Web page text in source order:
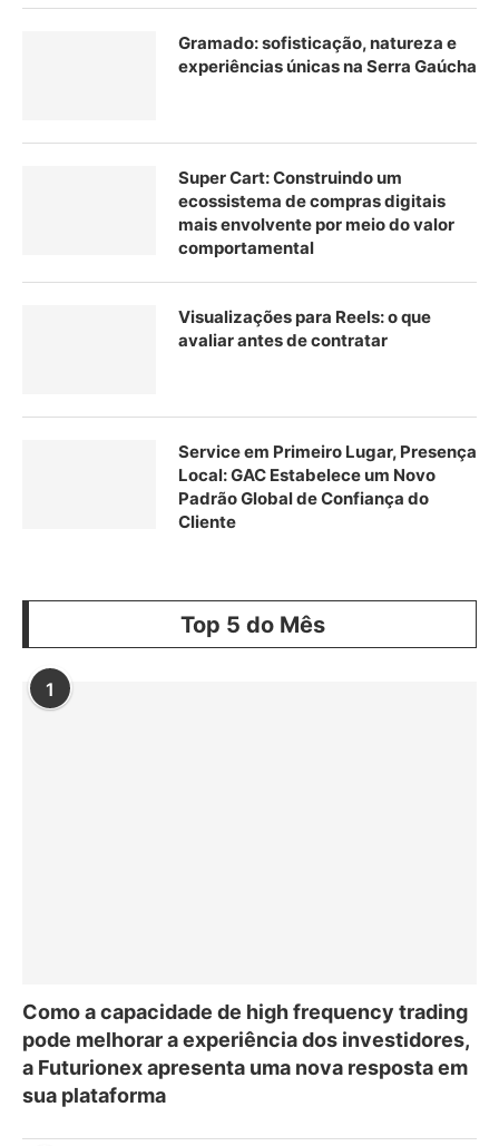
Gramado: sofisticação, natureza e
experiências únicas na Serra Gaúcha
Super Cart: Construindo um
ecossistema de compras digitais
mais envolvente por meio do valor
comportamental
Visualizações para Reels: o que
avaliar antes de contratar
Service em Primeiro Lugar, Presença
Local: GAC Estabelece um Novo
Padrão Global de Confiança do
Cliente
Top 5 do Mês
1
Como a capacidade de high frequency trading
pode melhorar a experiência dos investidores,
a Futurionex apresenta uma nova resposta em
sua plataforma